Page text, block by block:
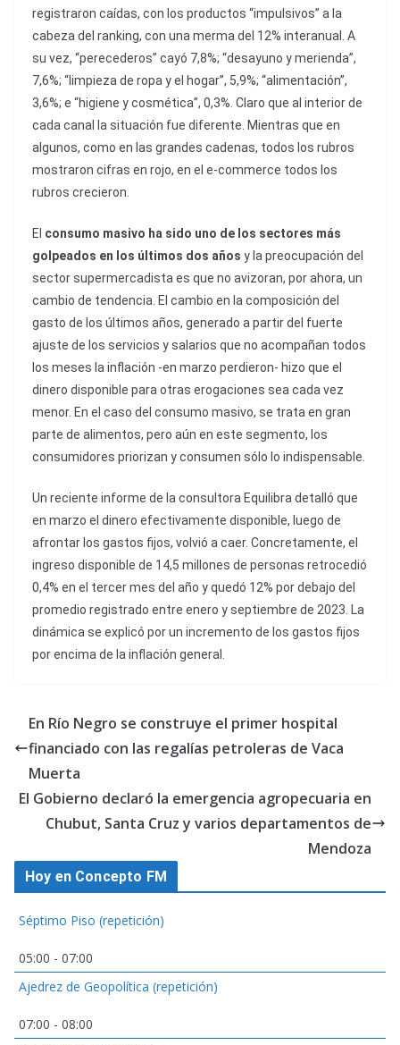
registraron caídas, con los productos “impulsivos” a la
cabeza del ranking, con una merma del 12% interanual. A
su vez, “perecederos” cayó 7,8%; “desayuno y merienda”,
7,6%; “limpieza de ropa y el hogar”, 5,9%; “alimentación”,
3,6%; e “higiene y cosmética”, 0,3%. Claro que al interior de
cada canal la situación fue diferente. Mientras que en
algunos, como en las grandes cadenas, todos los rubros
mostraron cifras en rojo, en el e-commerce todos los
rubros crecieron.
El consumo masivo ha sido uno de los sectores más
golpeados en los últimos dos años y la preocupación del
sector supermercadista es que no avizoran, por ahora, un
cambio de tendencia. El cambio en la composición del
gasto de los últimos años, generado a partir del fuerte
ajuste de los servicios y salarios que no acompañan todos
los meses la inflación -en marzo perdieron- hizo que el
dinero disponible para otras erogaciones sea cada vez
menor. En el caso del consumo masivo, se trata en gran
parte de alimentos, pero aún en este segmento, los
consumidores priorizan y consumen sólo lo indispensable.
Un reciente informe de la consultora Equilibra detalló que
en marzo el dinero efectivamente disponible, luego de
afrontar los gastos fijos, volvió a caer. Concretamente, el
ingreso disponible de 14,5 millones de personas retrocedió
0,4% en el tercer mes del año y quedó 12% por debajo del
promedio registrado entre enero y septiembre de 2023. La
dinámica se explicó por un incremento de los gastos fijos
por encima de la inflación general.
En Río Negro se construye el primer hospital
financiado con las regalías petroleras de Vaca
Muerta
El Gobierno declaró la emergencia agropecuaria en
Chubut, Santa Cruz y varios departamentos de
Mendoza
Hoy en Concepto FM
Séptimo Piso (repetición)
05:00 - 07:00
Ajedrez de Geopolítica (repetición)
07:00 - 08:00